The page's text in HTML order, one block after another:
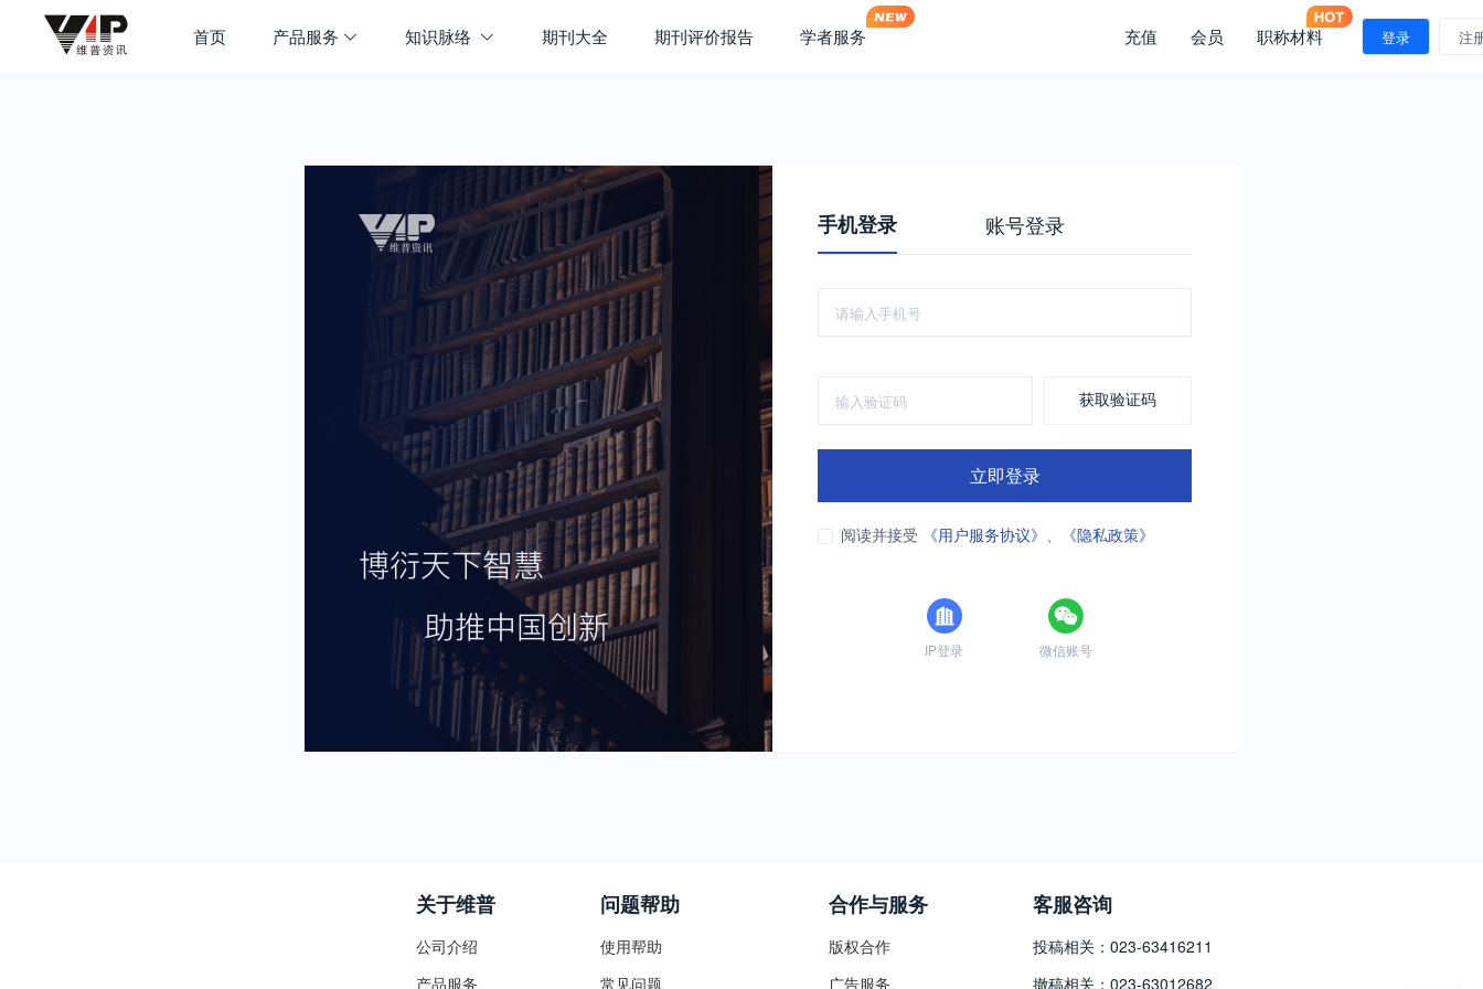
首页 产品服务 知识脉络 期刊大全 期刊评价报告 学者服务 充值 会员 职称材料 登录 注
手机登录 账号登录
获取验证码
立即登录
阅读并接受 《用户服务协议》 、 《隐私政策》
IP登录 微信账号
关于维普
公司介绍
产品服务
问题帮助
使用帮助
常见问题
合作与服务
版权合作
广告服务
客服咨询
投稿相关：023-63416211
撤稿相关：023-63012682